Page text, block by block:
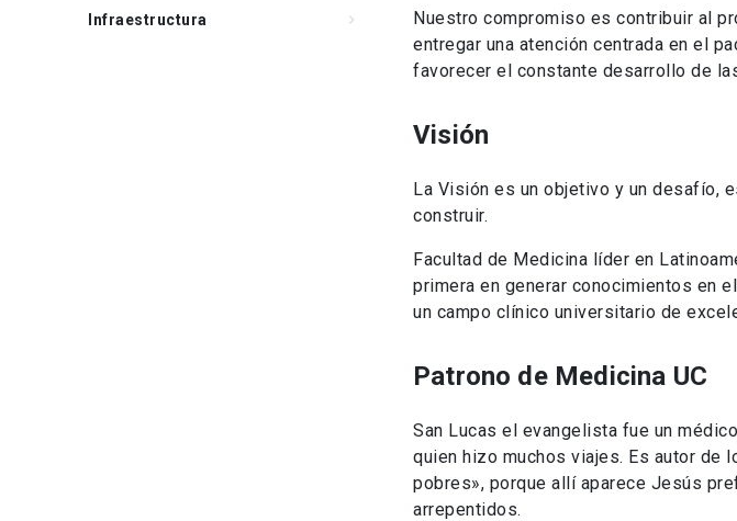
Infraestructura keyboard_arrow_right
Nuestro compromiso es contribuir al
entregar una atención centrada en el
favorecer el constante desarrollo de
Visión
La Visión es un objetivo y un desafío,
construir.
Facultad de Medicina líder en
primera en generar conocimientos en
un campo clínico universitario de
Patrono de Medicina UC
San Lucas el evangelista fue un
quien hizo muchos viajes. Es autor de
pobres», porque allí aparece Jesús
arrepentidos.